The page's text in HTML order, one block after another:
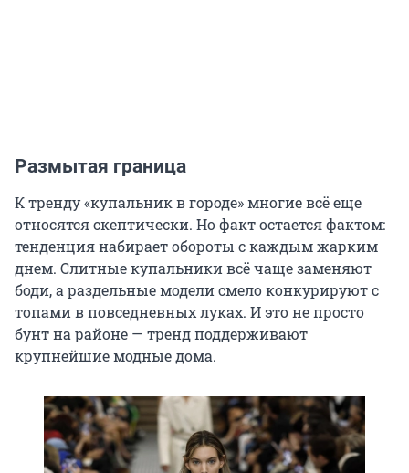
Размытая граница
К тренду «купальник в городе» многие всё еще
относятся скептически. Но факт остается фактом:
тенденция набирает обороты с каждым жарким
днем. Слитные купальники всё чаще заменяют
боди, а раздельные модели смело конкурируют с
топами в повседневных луках. И это не просто
бунт на районе — тренд поддерживают
крупнейшие модные дома.